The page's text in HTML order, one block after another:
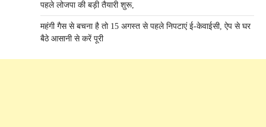
पहले लोजपा की बड़ी तैयारी शुरू,
महंगी गैस से बचना है तो 15 अगस्त से पहले निपटाएं ई-केवाईसी, ऐप से घर
बैठे आसानी से करें पूरी